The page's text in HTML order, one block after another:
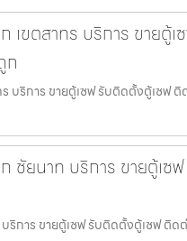
เขตสาทร บริการ ขายตู้
ก
บริการ ขายตู้เซฟ รับติดตั้งตู้เซฟ
ชัยนาท บริการ ขายตู้เซ
ริการ ขายตู้เซฟ รับติดตั้งตู้เซฟ ติ